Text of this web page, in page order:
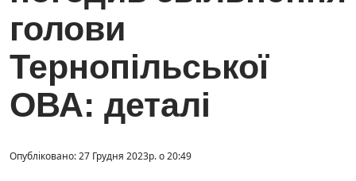
голови
Тернопільської
ОВА: деталі
Опубліковано: 27 Грудня 2023р. о 20:49